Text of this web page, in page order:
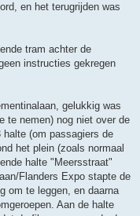
en het terugrijden was
tram achter de
instructies gekregen
gelukkig was
te nemen) nog niet over de
(om passagiers de
het plein (zoals normaal
halte "Meersstraat"
Flanders Expo stapte de
om te leggen, en daarna
Aan de halte